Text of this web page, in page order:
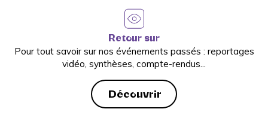
Retour sur
Pour tout savoir sur nos événements passés : reportages
vidéo, synthèses, compte-rendus...
Découvrir